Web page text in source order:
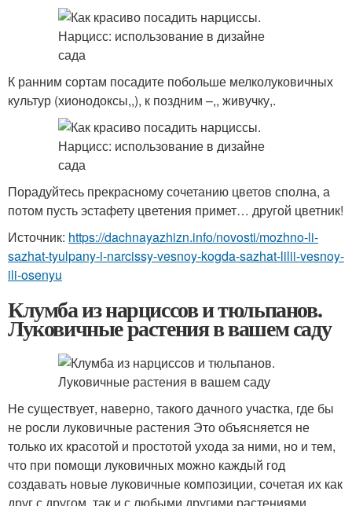
К ранним сортам посадите побольше мелколуковичных
культур (хионодоксы,,), к поздним –,, живучку,.
Порадуйтесь прекрасному сочетанию цветов сполна, а
потом пусть эстафету цветения примет… другой цветник!
Источник: https://dachnayazhizn.info/novosti/mozhno-li-
sazhat-tyulpany-i-narcissy-vesnoy-kogda-sazhat-lilii-vesnoy-
ili-osenyu
Клумба из нарциссов и тюльпанов.
Луковичные растения в вашем саду
Не существует, наверно, такого дачного участка, где бы
не росли луковичные растения Это объясняется не
только их красотой и простотой ухода за ними, но и тем,
что при помощи луковичных можно каждый год
создавать новые луковичные композиции, сочетая их как